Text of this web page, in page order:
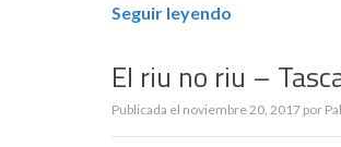
Seguir leyendo
El riu no riu –
Publicada el noviembre 20, 2017 por